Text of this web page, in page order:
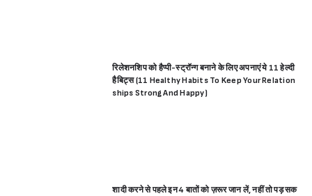
रिलेशनशिप को हैप्पी-स्ट्रॉन्ग बनाने के लिए अपनाएं ये 11 हेल्दी
हैबिट्स (11 Healthy Habits To Keep Your Relation
ships Strong And Happy)
शादी करने से पहले इन 4 बातों को ज़रूर जान लें, नहीं तो पड़ सक